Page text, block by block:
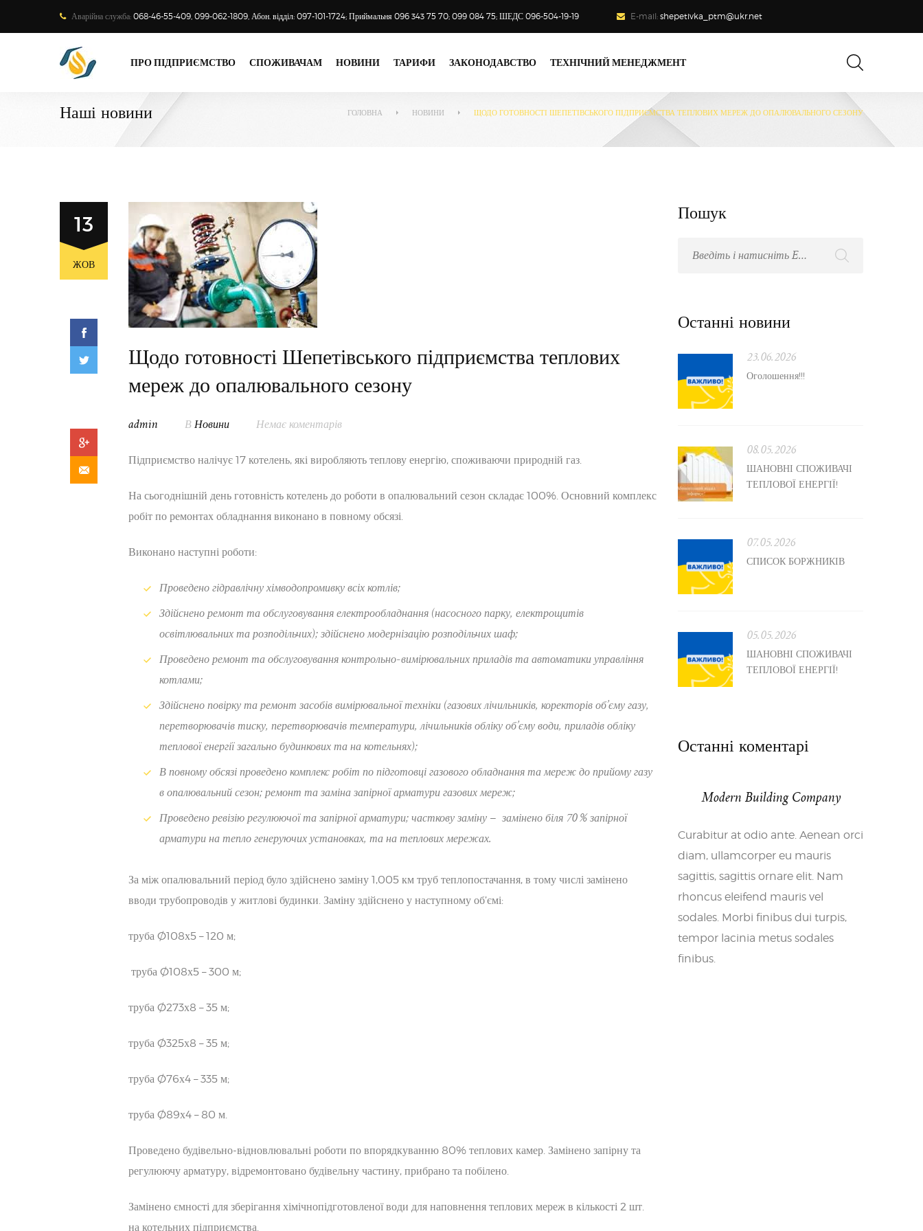
Аварійна служба: 068-46-55-409, 099-062-1809, Абон. відділ: 097-101-1724; Приймальня 096 343 75 70; 099 084 75; ШЕДС 096-504-19-19 E-mail: shepetivka_ptm@ukr.net
ПРО ПІДПРИЄМСТВО СПОЖИВАЧАМ НОВИНИ ТАРИФИ ЗАКОНОДАВСТВО ТЕХНІЧНИЙ МЕНЕДЖМЕНТ
Наші новини ГОЛОВНА НОВИНИ ЩОДО ГОТОВНОСТІ ШЕПЕТІВСЬКОГО ПІДПРИЄМСТВА ТЕПЛОВИХ МЕРЕЖ ДО ОПАЛЮВАЛЬНОГО СЕЗОНУ
13
ЖОВ
Щодо готовності Шепетівського підприємства теплових
мереж до опалювального сезону
admin В Новини Немає коментарів
Підприємство налічує 17 котелень, які виробляють теплову енергію, споживаючи природній газ.
На сьогоднішній день готовність котелень до роботи в опалювальний сезон складає 100%. Основний комплекс
робіт по ремонтах обладнання виконано в повному обсязі.
Виконано наступні роботи:
Проведено гідравлічну хімводопромивку всіх котлів;
Здійснено ремонт та обслуговування електрообладнання (насосного парку, електрощитів
освітлювальних та розподільчих); здійснено модернізацію розподільчих шаф;
Проведено ремонт та обслуговування контрольно-вимірювальних приладів та автоматики управління
котлами;
Здійснено повірку та ремонт засобів вимірювальної техніки (газових лічильників, коректорів об’єму газу,
перетворювачів тиску, перетворювачів температури, лічильників обліку об’єму води, приладів обліку
теплової енергії загально будинкових та на котельнях);
В повному обсязі проведено комплекс робіт по підготовці газового обладнання та мереж до прийому газу
в опалювальний сезон; ремонт та заміна запірної арматури газових мереж;
Проведено ревізію регулюючої та запірної арматури; часткову заміну – замінено біля 70 % запірної
арматури на тепло генеруючих установках, та на теплових мережах.
За між опалювальний період було здійснено заміну 1,005 км труб теплопостачання, в тому числі замінено
вводи трубопроводів у житлові будинки. Заміну здійснено у наступному об’ємі:
труба Ø108х5 – 120 м;
труба Ø108х5 – 300 м;
труба Ø273х8 – 35 м;
труба Ø325х8 – 35 м;
труба Ø76х4 – 335 м;
труба Ø89х4 – 80 м.
Проведено будівельно-відновлювальні роботи по впорядкуванню 80% теплових камер. Замінено запірну та
регулюючу арматуру, відремонтовано будівельну частину, прибрано та побілено.
Замінено ємності для зберігання хімічнопідготовленої води для наповнення теплових мереж в кількості 2 шт.
на котельних підприємства.
Пошук
Останні новини
23.06.2026
Оголошення!!!
08.05.2026
ШАНОВНІ СПОЖИВАЧІ
ТЕПЛОВОЇ ЕНЕРГІЇ!
07.05.2026
СПИСОК БОРЖНИКІВ
05.05.2026
ШАНОВНІ СПОЖИВАЧІ
ТЕПЛОВОЇ ЕНЕРГІЇ!
Останні коментарі
Modern Building Company
Curabitur at odio ante. Aenean orci
diam, ullamcorper eu mauris
sagittis, sagittis ornare elit. Nam
rhoncus eleifend mauris vel
sodales. Morbi finibus dui turpis,
tempor lacinia metus sodales
finibus.